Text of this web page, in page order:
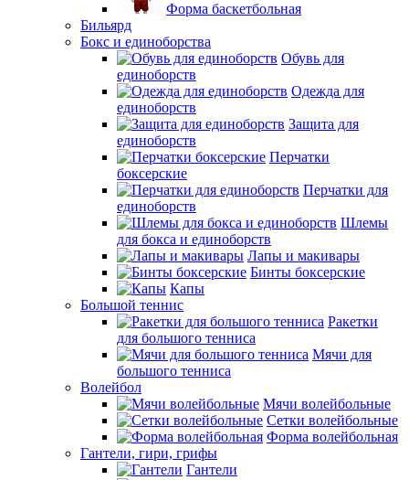
Форма баскетбольная
Бильярд
Бокс и единоборства
Обувь для
единоборств
Одежда для
единоборств
Защита для
единоборств
Перчатки
боксерские
Перчатки для
единоборств
Шлемы
для бокса и единоборств
Лапы и макивары
Бинты боксерские
Капы
Большой теннис
Ракетки
для большого тенниса
Мячи для
большого тенниса
Волейбол
Мячи волейбольные
Сетки волейбольные
Форма волейбольная
Гантели, гири, грифы
Гантели